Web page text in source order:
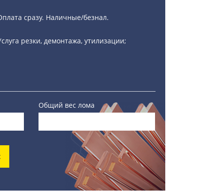
сразу. Наличные/безнал.
резки, демонтажа, утилизации;
Общий вес лома